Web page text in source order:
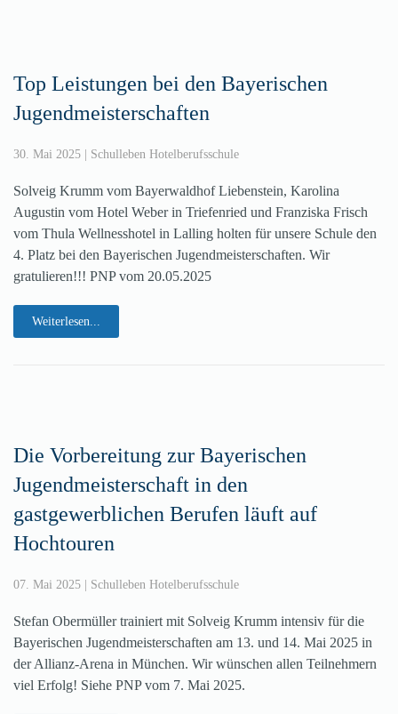
Top Leistungen bei den Bayerischen
Jugendmeisterschaften
30. Mai 2025 Schulleben Hotelberufsschule
Solveig Krumm vom Bayerwaldhof Liebenstein, Karolina
Augustin vom Hotel Weber in Triefenried und Franziska Frisch
vom Thula Wellnesshotel in Lalling holten für unsere Schule den
4. Platz bei den Bayerischen Jugendmeisterschaften. Wir
gratulieren!!! PNP vom 20.05.2025
Weiterlesen...
Die Vorbereitung zur Bayerischen
Jugendmeisterschaft in den
gastgewerblichen Berufen läuft auf
Hochtouren
07. Mai 2025 | Schulleben Hotelberufsschule
Stefan Obermüller trainiert mit Solveig Krumm intensiv für die
Bayerischen Jugendmeisterschaften am 13. und 14. Mai 2025 in
der Allianz-Arena in München. Wir wünschen allen Teilnehmern
viel Erfolg! Siehe PNP vom 7. Mai 2025.